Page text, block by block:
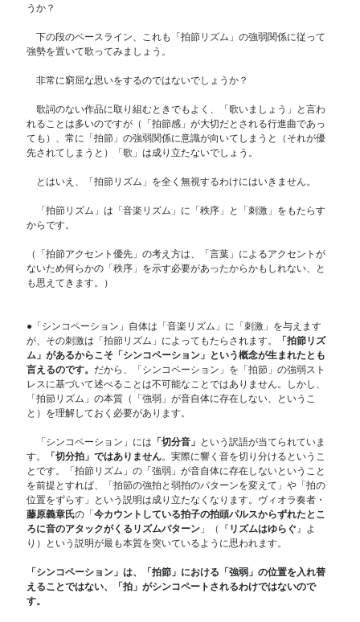
うか？
下の段のベースライン、これも「拍節リズム」の強弱関係に従って
強勢を置いて歌ってみましょう。
非常に窮屈な思いをするのではないでしょうか？
歌詞のない作品に取り組むときでもよく、「歌いましょう」と言わ
れることは多いのですが（「拍節感」が大切だとされる行進曲であっ
ても）、常に「拍節」の強弱関係に意識が向いてしまうと（それが優
先されてしまうと）「歌」は成り立たないでしょう。
とはいえ、「拍節リズム」を全く無視するわけにはいきません。
「拍節リズム」は「音楽リズム」に「秩序」と「刺激」をもたらす
からです。
（「拍節アクセント優先」の考え方は、「言葉」によるアクセントが
ないため何らかの「秩序」を示す必要があったからかもしれない、と
も思えてきます。）
●「シンコペーション」自体は「音楽リズム」に「刺激」を与えます
が、その刺激は「拍節リズム」によってもたらされます。
「拍節リズ
ム」があるからこそ「シンコペーション」という概念が生まれたとも
言えるのです。だから、「シンコペーション」を「拍節」の強弱スト
レスに基づいて述べることは不可能なことではありません。しかし、
「拍節リズム」の本質（「強弱」が⾳⾃体に存在しない、というこ
と）を理解しておく必要があります。
「シンコペーション」には 「切分音」 という訳語が当てられていま
す。
「切分拍」ではありません。実際に響く音を切り分けるというこ
とです。「拍節リズム」の「強弱」が音自体に存在しないということ
を前提とすれば、「拍節の強拍と弱拍のパターンを変えて」や「拍の
位置をずらす」という説明は成り立たなくなります。ヴィオラ奏者・
藤原義章氏の「今カウントしている拍子の拍頭パルスからずれたとこ
ろに音のアタックがくるリズムパターン 」（『 リズムはゆらぐ 』よ
り）という説明が最も本質を突いているように思われます。
「シンコペーション」は、「拍節」における「強弱」の位置を入れ替
えることではない、「拍」がシンコペートされるわけではないので
す。